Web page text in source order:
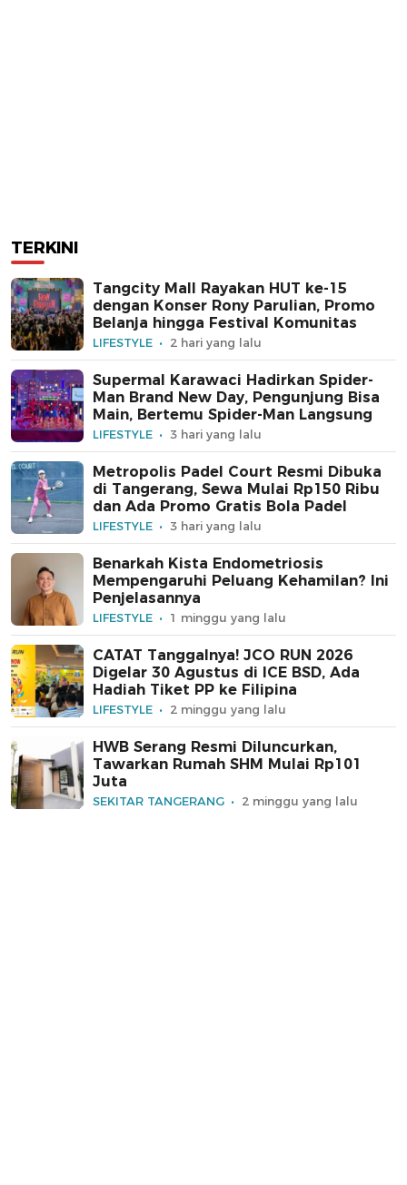
TERKINI
Tangcity Mall Rayakan HUT ke-15
dengan Konser Rony Parulian, Promo
Belanja hingga Festival Komunitas
LIFESTYLE 2 hari yang lalu
Supermal Karawaci Hadirkan Spider-
Man Brand New Day, Pengunjung Bisa
Main, Bertemu Spider-Man Langsung
LIFESTYLE 3 hari yang lalu
Metropolis Padel Court Resmi Dibuka
di Tangerang, Sewa Mulai Rp150 Ribu
dan Ada Promo Gratis Bola Padel
LIFESTYLE 3 hari yang lalu
Benarkah Kista Endometriosis
Mempengaruhi Peluang Kehamilan? Ini
Penjelasannya
LIFESTYLE 1 minggu yang lalu
CATAT Tanggalnya! JCO RUN 2026
Digelar 30 Agustus di ICE BSD, Ada
Hadiah Tiket PP ke Filipina
LIFESTYLE 2 minggu yang lalu
HWB Serang Resmi Diluncurkan,
Tawarkan Rumah SHM Mulai Rp101
Juta
SEKITAR TANGERANG 2 minggu yang lalu